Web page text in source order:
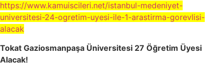
https://www.kamuiscileri.net/istanbul-medeniyet-
universitesi-24-ogretim-uyesi-ile-1-arastirma-gorevlisi-
alacak
Tokat Gaziosmanpaşa Üniversitesi 27 Öğretim Üyesi
Alacak!